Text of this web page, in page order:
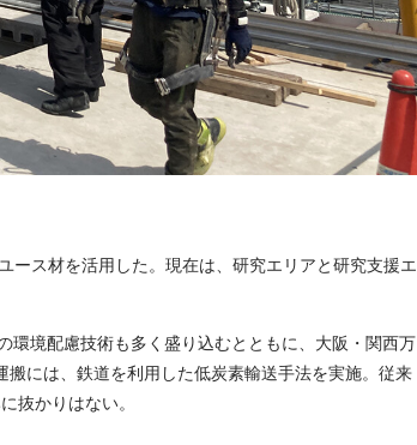
ス材を活用した。現在は、研究エリアと研究支援エ
環境配慮技術も多く盛り込むとともに、大阪・関西万
には、鉄道を利用した低炭素輸送手法を実施。従来
抜かりはない。